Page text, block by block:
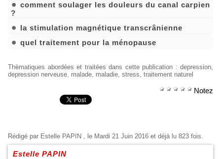
comment soulager les douleurs du canal carpien
?
la stimulation magnétique transcrânienne
quel traitement pour la ménopause
Thèmatiques abordées et traitées dans cette publication : depression,
depression nerveuse, malade, maladie, stress, traitement naturel
Notez
Rédigé par Estelle PAPIN , le Mardi 21 Juin 2016 et déjà lu 823 fois.
Estelle PAPIN